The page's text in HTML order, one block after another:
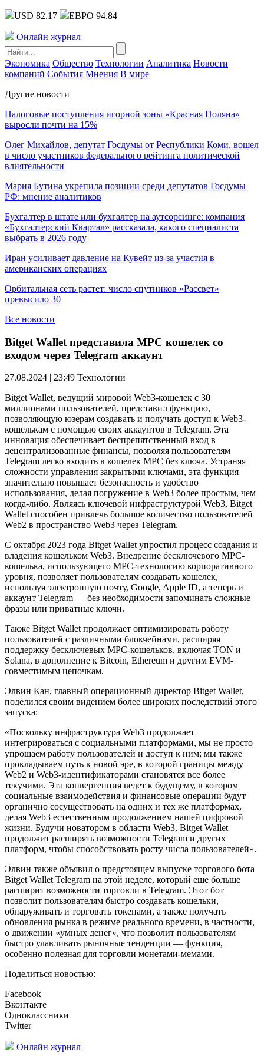
USD 82.17 ЕВРО 94.84
Онлайн журнал
Экономика Общество Технологии Аналитика Новости
компаний События Мнения В мире
Другие новости
Налоговые поступления игорной зоны «Красная Поляна»
выросли почти на 15%
Олег Михайлов, депутат Госдумы от Республики Коми, вошел
в число участников федерального рейтинга политической
влиятельности
Мария Бутина укрепила позиции среди депутатов Госдумы
РФ: мнение аналитиков
Бухгалтер в штате или бухгалтер на аутсорсинге: компания
«Бухгалтерский Квартал» рассказала, какого специалиста
выбрать в 2026 году
Иран усиливает давление на Кувейт из-за участия в
американских операциях
Орбитальная сеть растет: число спутников «Рассвет»
превысило 30
Все новости
Bitget Wallet представила MPC кошелек со
входом через Telegram аккаунт
27.08.2024 | 23:49 Технологии
Bitget Wallet, ведущий мировой Web3-кошелек с 30
миллионами пользователей, представил функцию,
позволяющую юзерам создавать и получать доступ к Web3-
кошелькам с помощью своих аккаунтов в Telegram. Эта
инновация обеспечивает беспрепятственный вход в
децентрализованные финансы, позволяя пользователям
Telegram легко входить в кошелек MPC без ключа. Устраняя
сложности управления закрытыми ключами, эта функция
значительно повышает безопасность и удобство
использования, делая погружение в Web3 более простым, чем
когда-либо. Являясь ключевой инфраструктурой Web3, Bitget
Wallet способен привлечь большое количество пользователей
Web2 в пространство Web3 через Telegram.
С октября 2023 года Bitget Wallet упростил процесс создания и
владения кошельком Web3. Внедрение бесключевого MPC-
кошелька, использующего MPC-технологию корпоративного
уровня, позволяет пользователям создавать кошелек,
используя электронную почту, Google, Apple ID, а теперь и
аккаунт Telegram — без необходимости запоминать сложные
фразы или приватные ключи.
Также Bitget Wallet продолжает оптимизировать работу
пользователей с различными блокчейнами, расширяя
поддержку бесключевых MPC-кошельков, включая TON и
Solana, в дополнение к Bitcoin, Ethereum и другим EVM-
совместимым цепочкам.
Элвин Кан, главный операционный директор Bitget Wallet,
поделился своим видением более широких последствий этого
запуска:
«Поскольку инфраструктура Web3 продолжает
интегрироваться с социальными платформами, мы не просто
упрощаем работу пользователей и доступ к ним; мы также
прокладываем путь к новой эре, в которой границы между
Web2 и Web3-идентификаторами становятся все более
текучими. Эта конвергенция ведет к будущему, в котором
социальные взаимодействия и финансовые операции будут
органично сосуществовать на одних и тех же платформах,
делая Web3 естественным продолжением нашей цифровой
жизни. Будучи новатором в области Web3, Bitget Wallet
продолжит расширять возможности Telegram и других
платформ, чтобы способствовать росту числа пользователей».
Элвин также объявил о предстоящем выпуске торгового бота
Bitget Wallet Telegram на этой неделе, который еще больше
расширит возможности торговли в Telegram. Этот бот
позволит пользователям быстро создавать кошельки,
обнаруживать и торговать токенами, а также получать
обновления рынка в режиме реального времени, в частности,
о движении «умных денег», что позволит пользователям
быстро улавливать рыночные тенденции — функция,
особенно полезная для торговли монетами-мемами.
Поделиться новостью:
Facebook
Вконтакте
Одноклассники
Twitter
Онлайн журнал